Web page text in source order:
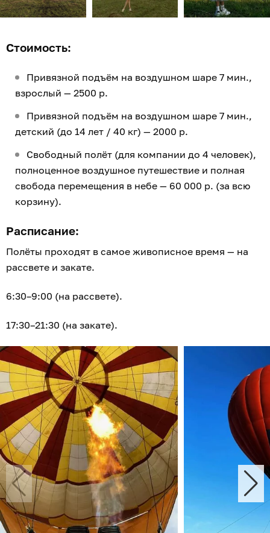
Стоимость:
Привязной подъём на воздушном шаре 7 мин.,
взрослый — 2500 р.
Привязной подъём на воздушном шаре 7 мин.,
детский (до 14 лет / 40 кг) — 2000 р.
Свободный полёт (для компании до 4 человек),
полноценное воздушное путешествие и полная
свобода перемещения в небе — 60 000 р. (за всю
корзину).
Расписание:
Полёты проходят в самое живописное время — на
рассвете и закате.
6:30–9:00 (на рассвете).
17:30–21:30 (на закате).